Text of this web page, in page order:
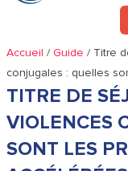
Accueil /Guide / Titre
conjugales : quelles
TITRE DE
VIOLENCES
SONT LES